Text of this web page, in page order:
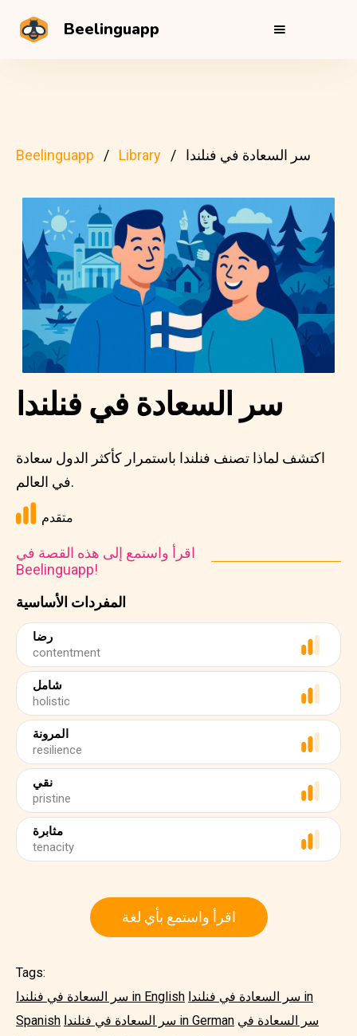
Beelinguapp
Beelinguapp Library سر السعادة في فنلندا
المفردات الأساسية
رضا
contentment
شامل
holistic
المرونة
resilience
نقي
pristine
مثابرة
tenacity
سر السعادة في فنلندا
اكتشف لماذا تصنف فنلندا باستمرار كأكثر الدول سعادة
في العالم.
متقدم
اقرأ واستمع إلى هذه القصة في
Beelinguapp!
اقرأ واستمع بأي لغة
Tags:
سر السعادة في فنلندا in English سر السعادة في فنلندا in
Spanish
سر السعادة في فنلندا in German سر السعادة في